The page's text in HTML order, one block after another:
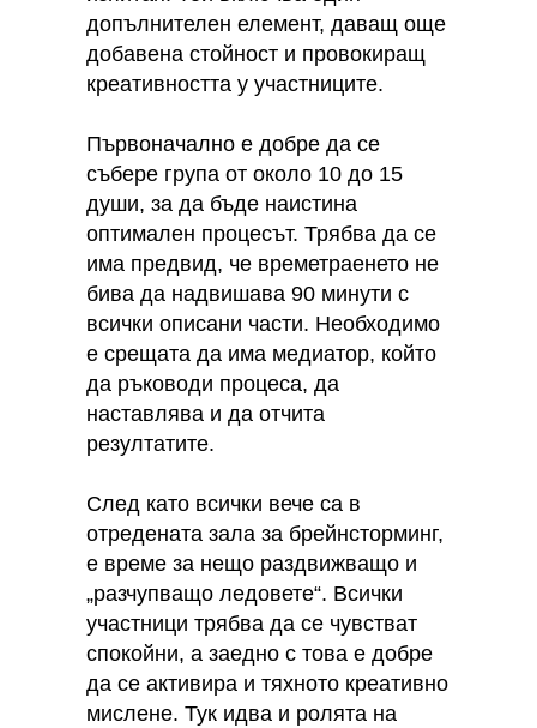
допълнителен елемент, даващ още
добавена стойност и провокиращ
креативността у участниците.
Първоначално е добре да се
събере група от около 10 до 15
души, за да бъде наистина
оптимален процесът. Трябва да се
има предвид, че времетраенето не
бива да надвишава 90 минути с
всички описани части. Необходимо
е срещата да има медиатор, който
да ръководи процеса, да
наставлява и да отчита
резултатите.
След като всички вече са в
отредената зала за брейнсторминг,
е време за нещо раздвижващо и
„разчупващо ледовете“. Всички
участници трябва да се чувстват
спокойни, а заедно с това е добре
да се активира и тяхното креативно
мислене. Тук идва и ролята на